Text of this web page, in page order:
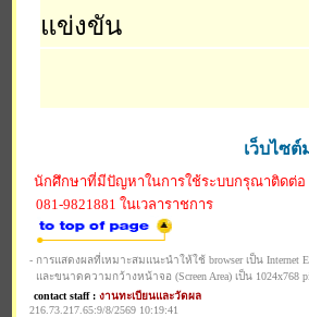
แข่งขัน
เว็บไซ
นักศึกษาที่มีปัญหาในการใช้ระบบกรุณาติดต่อ
081-9821881 ในเวลาราชการ
- การแสดงผลที่เหมาะสมแนะนำให้ใช้ browser เป็น Internet
และขนาดความกว้างหน้าจอ (Screen Area) เป็น 1024x768
contact staff : งานทะเบียนและวัดผล
216.73.217.65:9/8/2569 10:19:41